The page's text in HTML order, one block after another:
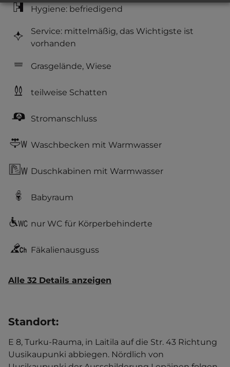
Hygiene: befriedigend
Service: mittelmäßig, das Wichtigste ist
vorhanden
Grasgelände, Wiese
teilweise Schatten
Stromanschluss
Waschbecken mit Warmwasser
Duschkabinen mit Warmwasser
Babyraum
nur WC für Körperbehinderte
Fäkalienausguss
Alle 32 Details anzeigen
Standort:
E 8, Turku-Rauma, in Laitila auf die Str. 43 Richtung
Uusikaupunki abbiegen. Nördlich von